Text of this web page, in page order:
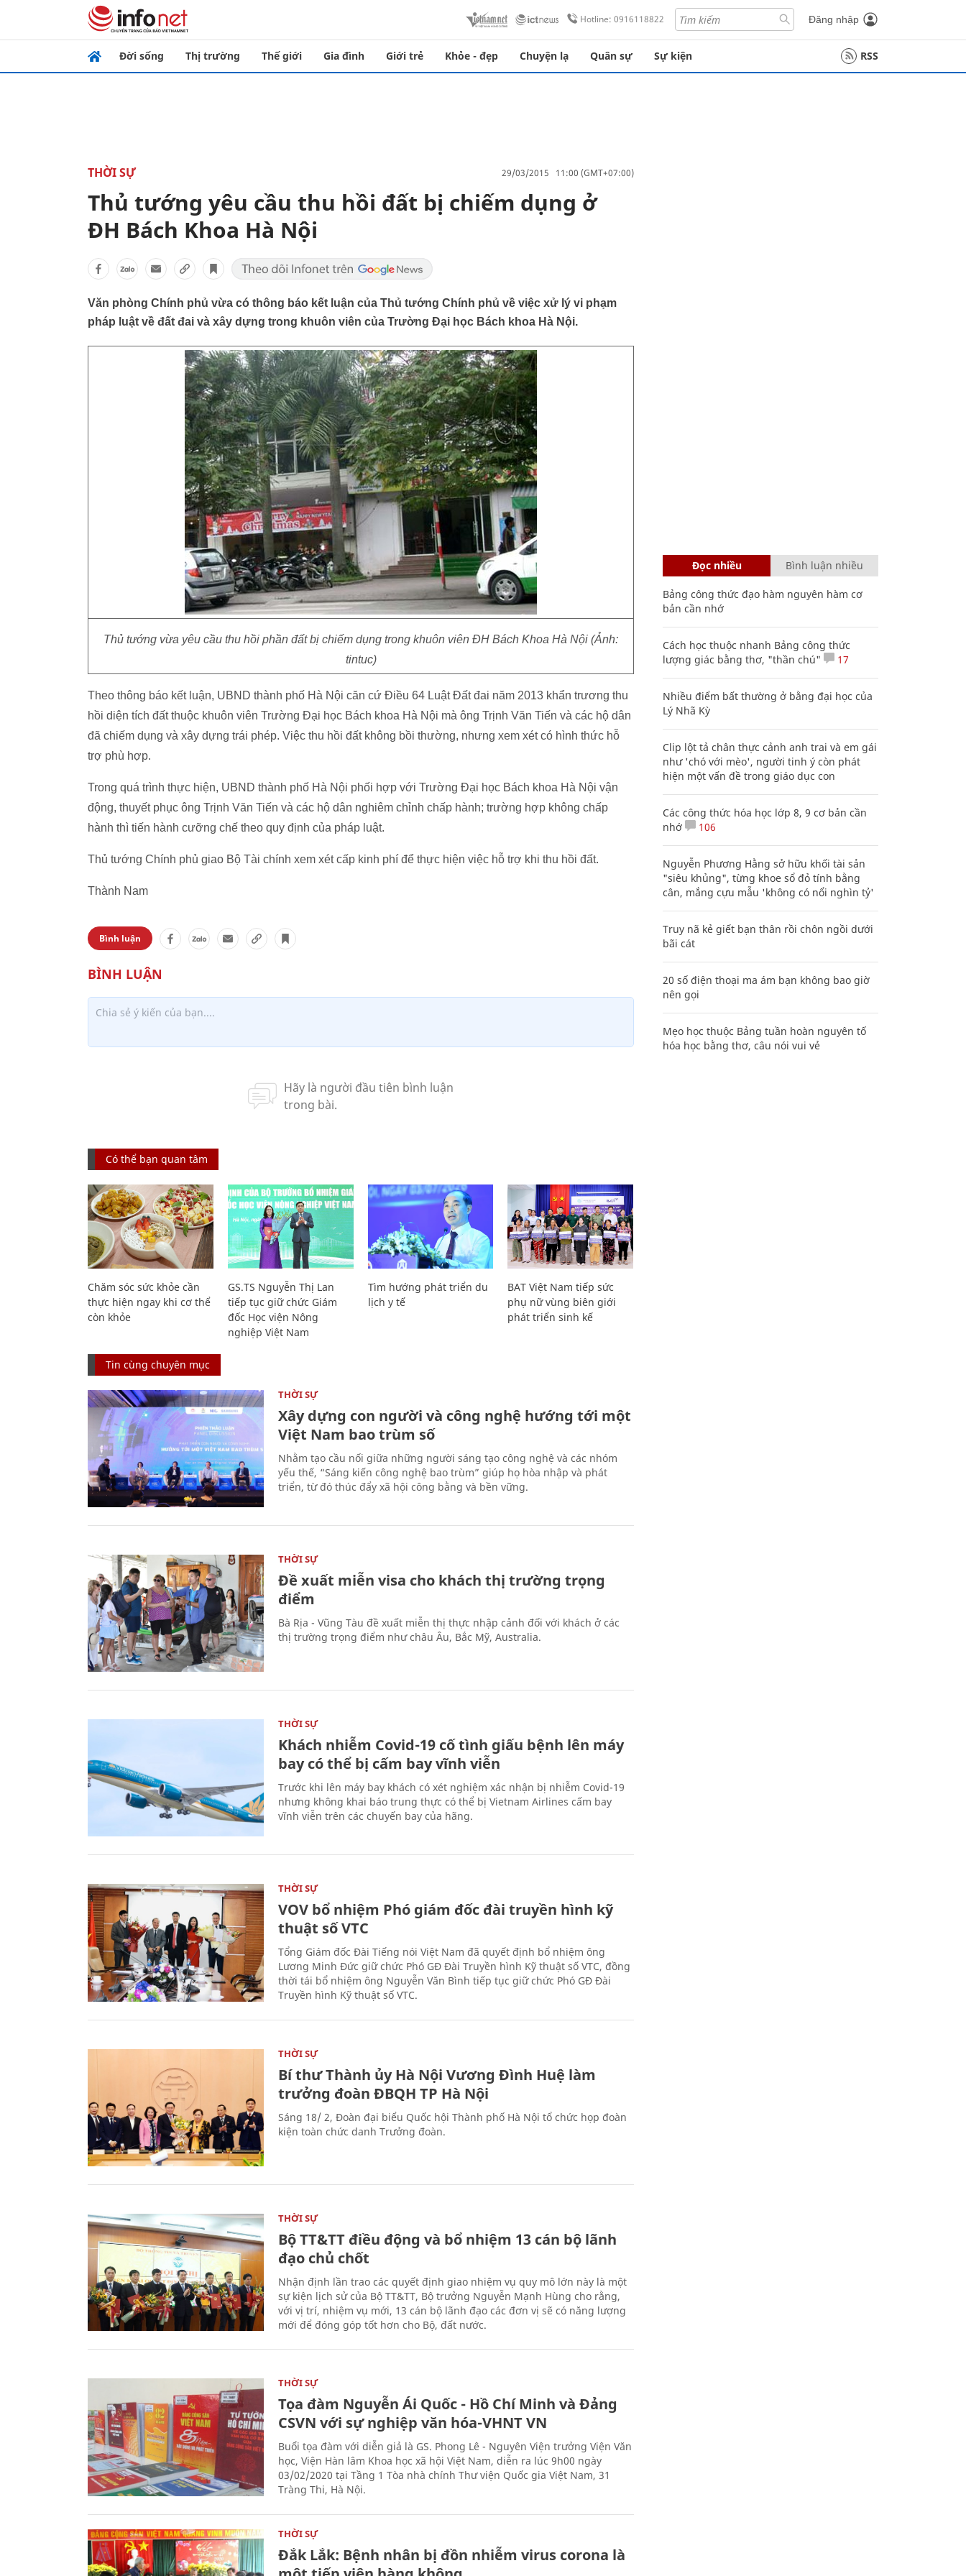
Hotline: 0916118822 Đăng nhập
Đời sống Thị trường Thế giới Gia đình Giới trẻ Khỏe - đẹp Chuyện lạ Quân sự Sự kiện RSS
THỜI SỰ 29/03/2015 11:00 (GMT+07:00)
Thủ tướng yêu cầu thu hồi đất bị chiếm dụng ở
ĐH Bách Khoa Hà Nội
Văn phòng Chính phủ vừa có thông báo kết luận của Thủ tướng Chính phủ về việc xử lý vi phạm
pháp luật về đất đai và xây dựng trong khuôn viên của Trường Đại học Bách khoa Hà Nội.
Thủ tướng vừa yêu cầu thu hồi phần đất bị chiếm dụng trong khuôn viên ĐH Bách Khoa Hà Nội (Ảnh:
tintuc)
Theo thông báo kết luận, UBND thành phố Hà Nội căn cứ Điều 64 Luật Đất đai năm 2013 khẩn trương thu
hồi diện tích đất thuộc khuôn viên Trường Đại học Bách khoa Hà Nội mà ông Trịnh Văn Tiến và các hộ dân
đã chiếm dụng và xây dựng trái phép. Việc thu hồi đất không bồi thường, nhưng xem xét có hình thức hỗ
trợ phù hợp.
Trong quá trình thực hiện, UBND thành phố Hà Nội phối hợp với Trường Đại học Bách khoa Hà Nội vận
động, thuyết phục ông Trịnh Văn Tiến và các hộ dân nghiêm chỉnh chấp hành; trường hợp không chấp
hành thì tiến hành cưỡng chế theo quy định của pháp luật.
Thủ tướng Chính phủ giao Bộ Tài chính xem xét cấp kinh phí để thực hiện việc hỗ trợ khi thu hồi đất.
Thành Nam
Bình luận
Có thể bạn quan tâm
Chăm sóc sức khỏe cần
thực hiện ngay khi cơ thể
còn khỏe
GS.TS Nguyễn Thị Lan
tiếp tục giữ chức Giám
đốc Học viện Nông
nghiệp Việt Nam
Tìm hướng phát triển du
lịch y tế
BAT Việt Nam tiếp sức
phụ nữ vùng biên giới
phát triển sinh kế
Tin cùng chuyên mục
THỜI SỰ
Xây dựng con người và công nghệ hướng tới một
Việt Nam bao trùm số
Nhằm tạo cầu nối giữa những người sáng tạo công nghệ và các nhóm
yếu thế, “Sáng kiến công nghệ bao trùm” giúp họ hòa nhập và phát
triển, từ đó thúc đẩy xã hội công bằng và bền vững.
THỜI SỰ
Đề xuất miễn visa cho khách thị trường trọng
điểm
Bà Rịa - Vũng Tàu đề xuất miễn thị thực nhập cảnh đối với khách ở các
thị trường trọng điểm như châu Âu, Bắc Mỹ, Australia.
THỜI SỰ
Khách nhiễm Covid-19 cố tình giấu bệnh lên máy
bay có thể bị cấm bay vĩnh viễn
Trước khi lên máy bay khách có xét nghiệm xác nhận bị nhiễm Covid-19
nhưng không khai báo trung thực có thể bị Vietnam Airlines cấm bay
vĩnh viễn trên các chuyến bay của hãng.
THỜI SỰ
VOV bổ nhiệm Phó giám đốc đài truyền hình kỹ
thuật số VTC
Tổng Giám đốc Đài Tiếng nói Việt Nam đã quyết định bổ nhiệm ông
Lương Minh Đức giữ chức Phó GĐ Đài Truyền hình Kỹ thuật số VTC, đồng
thời tái bổ nhiệm ông Nguyễn Văn Bình tiếp tục giữ chức Phó GĐ Đài
Truyền hình Kỹ thuật số VTC.
THỜI SỰ
Bí thư Thành ủy Hà Nội Vương Đình Huệ làm
trưởng đoàn ĐBQH TP Hà Nội
Sáng 18/ 2, Đoàn đại biểu Quốc hội Thành phố Hà Nội tổ chức họp đoàn
kiện toàn chức danh Trưởng đoàn.
THỜI SỰ
Bộ TT&TT điều động và bổ nhiệm 13 cán bộ lãnh
đạo chủ chốt
Nhận định lần trao các quyết định giao nhiệm vụ quy mô lớn này là một
sự kiện lịch sử của Bộ TT&TT, Bộ trưởng Nguyễn Mạnh Hùng cho rằng,
với vị trí, nhiệm vụ mới, 13 cán bộ lãnh đạo các đơn vị sẽ có năng lượng
mới để đóng góp tốt hơn cho Bộ, đất nước.
THỜI SỰ
Tọa đàm Nguyễn Ái Quốc - Hồ Chí Minh và Đảng
CSVN với sự nghiệp văn hóa-VHNT VN
Buổi tọa đàm với diễn giả là GS. Phong Lê - Nguyên Viện trưởng Viện Văn
học, Viện Hàn lâm Khoa học xã hội Việt Nam, diễn ra lúc 9h00 ngày
03/02/2020 tại Tầng 1 Tòa nhà chính Thư viện Quốc gia Việt Nam, 31
Tràng Thi, Hà Nội.
THỜI SỰ
Đắk Lắk: Bệnh nhân bị đồn nhiễm virus corona là
Đọc nhiều Bình luận nhiều
Bảng công thức đạo hàm nguyên hàm cơ
bản cần nhớ
Cách học thuộc nhanh Bảng công thức
lượng giác bằng thơ, "thần chú"
17
Nhiều điểm bất thường ở bằng đại học của
Lý Nhã Kỳ
Clip lột tả chân thực cảnh anh trai và em gái
như 'chó với mèo', người tinh ý còn phát
hiện một vấn đề trong giáo dục con
Các công thức hóa học lớp 8, 9 cơ bản cần
nhớ
106
Nguyễn Phương Hằng sở hữu khối tài sản
"siêu khủng", từng khoe sổ đỏ tính bằng
cân, mắng cựu mẫu 'không có nổi nghìn tỷ'
Truy nã kẻ giết bạn thân rồi chôn ngồi dưới
bãi cát
20 số điện thoại ma ám bạn không bao giờ
nên gọi
Mẹo học thuộc Bảng tuần hoàn nguyên tố
hóa học bằng thơ, câu nói vui vẻ